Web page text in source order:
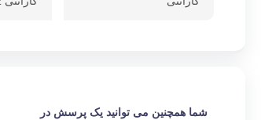
شما همچنین می توانید یک پرسش در